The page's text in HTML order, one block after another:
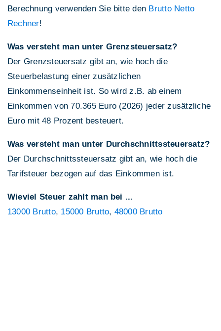
Berechnung verwenden Sie bitte den Brutto Netto
Rechner!
Was versteht man unter Grenzsteuersatz?
Der Grenzsteuersatz gibt an, wie hoch die
Steuerbelastung einer zusätzlichen
Einkommenseinheit ist. So wird z.B. ab einem
Einkommen von 70.365 Euro (2026) jeder zusätzliche
Euro mit 48 Prozent besteuert.
Was versteht man unter Durchschnittssteuersatz?
Der Durchschnittssteuersatz gibt an, wie hoch die
Tarifsteuer bezogen auf das Einkommen ist.
Wieviel Steuer zahlt man bei ...
13000 Brutto, 15000 Brutto, 48000 Brutto